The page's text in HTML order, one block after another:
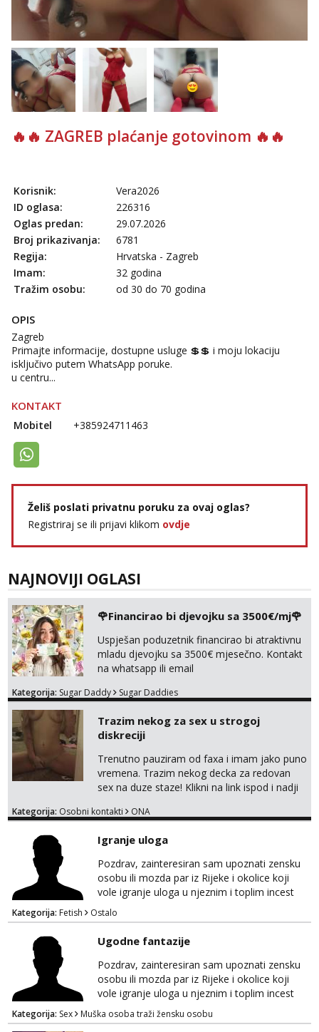
Tel:
tel:0,93€ - mob:1,12€ min
Žana
Razgovaram :)
064/677-677- Kod: #135
tel:0,93€ - mob:1,12€ min
tel:0,93€ - mob:1,12€ min
Čekam tvoj poziv!
064/677-677- Kod: #123
tel:0,93€ - mob:1,12€ min
tel:0,93€ - mob:1,12€ min
🔥🔥 ZAGREB plaćanje gotovinom 🔥🔥
Korisnik:
Vera2026
ID oglasa:
226316
Oglas predan:
29.07.2026
Broj prikazivanja:
6781
Regija:
Hrvatska - Zagreb
Imam:
32 godina
Tražim osobu:
od 30 do 70 godina
OPIS
Zagreb
Primajte informacije, dostupne usluge 💲💲 i moju lokaciju
isključivo putem WhatsApp poruke.
u centru...
KONTAKT
Mobitel +385924711463
Želiš poslati privatnu poruku za ovaj oglas?
Registriraj se ili prijavi klikom ovdje
NAJNOVIJI OGLASI
🌹Financirao bi djevojku sa 3500€/mj🌹
Uspješan poduzetnik financirao bi atraktivnu
mladu djevojku sa 3500€ mjesečno. Kontakt
na whatsapp ili email
Kategorija: Sugar Daddy Sugar Daddies
Trazim nekog za sex u strogoj
diskreciji
Trenutno pauziram od faxa i imam jako puno
vremena. Trazim nekog decka za redovan
sex na duze staze! Klikni na link ispod i nadji
Kategorija: Osobni kontakti ONA
Igranje uloga
Pozdrav, zainteresiran sam upoznati zensku
osobu ili mozda par iz Rijeke i okolice koji
vole igranje uloga u njeznim i toplim incest
pricama, izgled nebitan, bitno je da znas sto
zelis i da se volis zabavljati. Javitese na mail,
viber, wapp ili zovite. Samo ozbiljni, hvala
Kategorija: Fetish Ostalo
Ugodne fantazije
Pozdrav, zainteresiran sam upoznati zensku
osobu ili mozda par iz Rijeke i okolice koji
vole igranje uloga u njeznim i toplim incest
pricama, izgled nebitan, bitno je da znas sto
zelis i da se volis zabavljati. Javitese na mail,
Kategorija: Sex Muška osoba traži žensku osobu